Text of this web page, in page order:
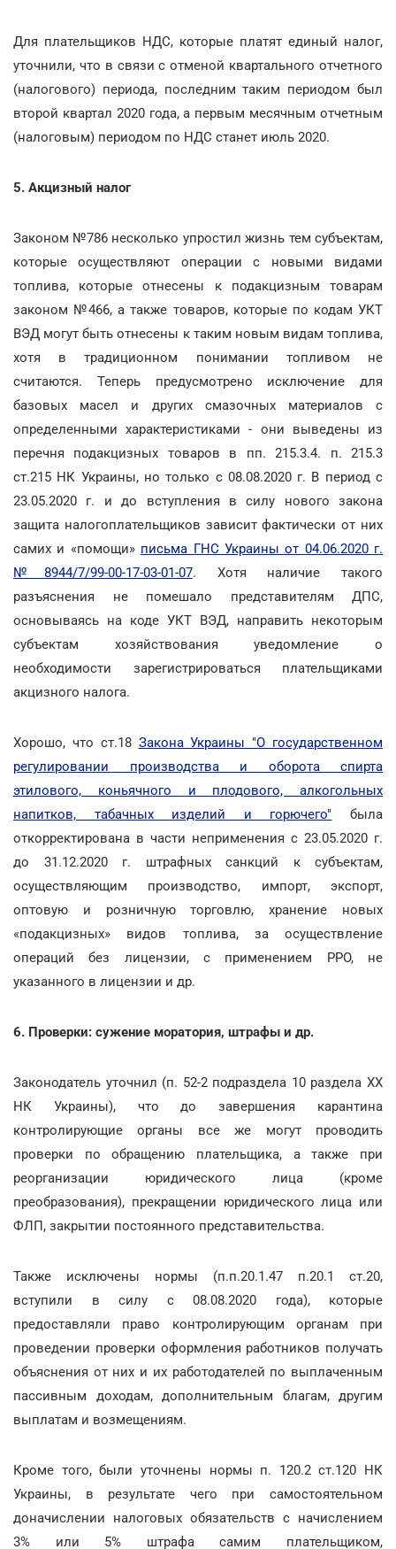
Для плательщиков НДС, которые платят единый налог,
уточнили, что в связи с отменой квартального отчетного
(налогового) периода, последним таким периодом был
второй квартал 2020 года, а первым месячным отчетным
(налоговым) периодом по НДС станет июль 2020.
5. Акцизный налог
Законом №786 несколько упростил жизнь тем субъектам,
которые осуществляют операции с новыми видами
топлива, которые отнесены к подакцизным товарам
законом №466, а также товаров, которые по кодам УКТ
ВЭД могут быть отнесены к таким новым видам топлива,
хотя в традиционном понимании топливом не
считаются. Теперь предусмотрено исключение для
базовых масел и других смазочных материалов с
определенными характеристиками - они выведены из
перечня подакцизных товаров в пп. 215.3.4. п. 215.3
ст.215 НК Украины, но только с 08.08.2020 г. В период с
23.05.2020 г. и до вступления в силу нового закона
защита налогоплательщиков зависит фактически от них
самих и «помощи» письма ГНС Украины от 04.06.2020 г.
№8944/7/99-00-17-03-01-07. Хотя наличие такого
разъяснения не помешало представителям ДПС,
основываясь на коде УКТ ВЭД, направить некоторым
субъектам хозяйствования уведомление о
необходимости зарегистрироваться плательщиками
акцизного налога.
Хорошо, что ст.18 Закона Украины "О государственном
регулировании производства и оборота спирта
этилового, коньячного и плодового, алкогольных
напитков, табачных изделий и горючего" была
откорректирована в части неприменения с 23.05.2020 г.
до 31.12.2020 г. штрафных санкций к субъектам,
осуществляющим производство, импорт, экспорт,
оптовую и розничную торговлю, хранение новых
«подакцизных» видов топлива, за осуществление
операций без лицензии, с применением РРО, не
указанного в лицензии и др.
6. Проверки: сужение моратория, штрафы и др.
Законодатель уточнил (п. 52-2 подраздела 10 раздела ХХ
НК Украины), что до завершения карантина
контролирующие органы все же могут проводить
проверки по обращению плательщика, а также при
реорганизации юридического лица (кроме
преобразования), прекращении юридического лица или
ФЛП, закрытии постоянного представительства.
Также исключены нормы (п.п.20.1.47 п.20.1 ст.20,
вступили в силу с 08.08.2020 года), которые
предоставляли право контролирующим органам при
проведении проверки оформления работников получать
объяснения от них и их работодателей по выплаченным
пассивным доходам, дополнительным благам, другим
выплатам и возмещениям.
Кроме того, были уточнены нормы п. 120.2 ст.120 НК
Украины, в результате чего при самостоятельном
доначислении налоговых обязательств с начислением
3% или 5% штрафа самим плательщиком,